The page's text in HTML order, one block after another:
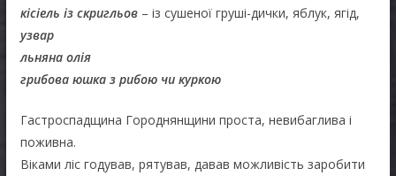
кісіель із скригльов– із сушеної груші-дички, яблук, ягід,
узвар
льняна олія
грибова юшка з рибою чи куркою
Гастроспадщина Городнянщини проста, невибаглива і
поживна.
Віками ліс годував, рятував, давав можливість заробити